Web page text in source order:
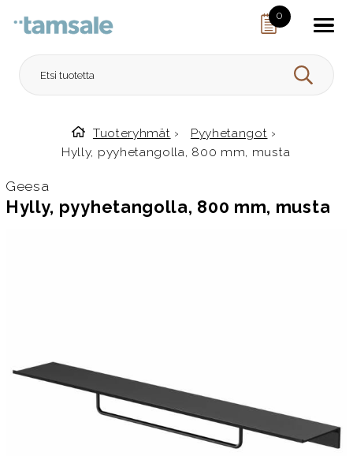
0
HAE
Etusivulle
Tuoteryhmät › Pyyhetangot ›
Hylly, pyyhetangolla, 800 mm, musta
Geesa
Hylly, pyyhetangolla, 800 mm, musta